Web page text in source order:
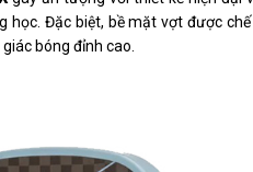
học. Đặc biệt, bề mặt vợt được
bóng đỉnh cao.